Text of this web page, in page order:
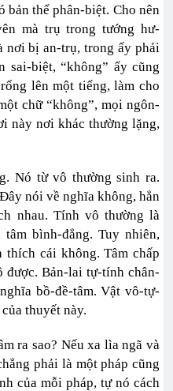
thể phân-biệt. Cho nên
mà trụ trong tướng hư-
nơi bị an-trụ, trong ấy phải
sai-biệt, “không” ấy cũng
lên một tiếng, làm cho
chữ “không”, mọi ngôn-
này nơi khác thường lặng,
Nó từ vô thường sinh ra.
nói về nghĩa không, hẳn
nhau. Tính vô thường là
bình-đẳng. Tuy nhiên,
cái không. Tâm chấp
được. Bản-lai tự-tính chân-
bồ-đề-tâm. Vật vô-tự-
thuyết này.
ra sao? Nếu xa lìa ngã và
phải là một pháp cũng
của mỗi pháp, tự nó cách